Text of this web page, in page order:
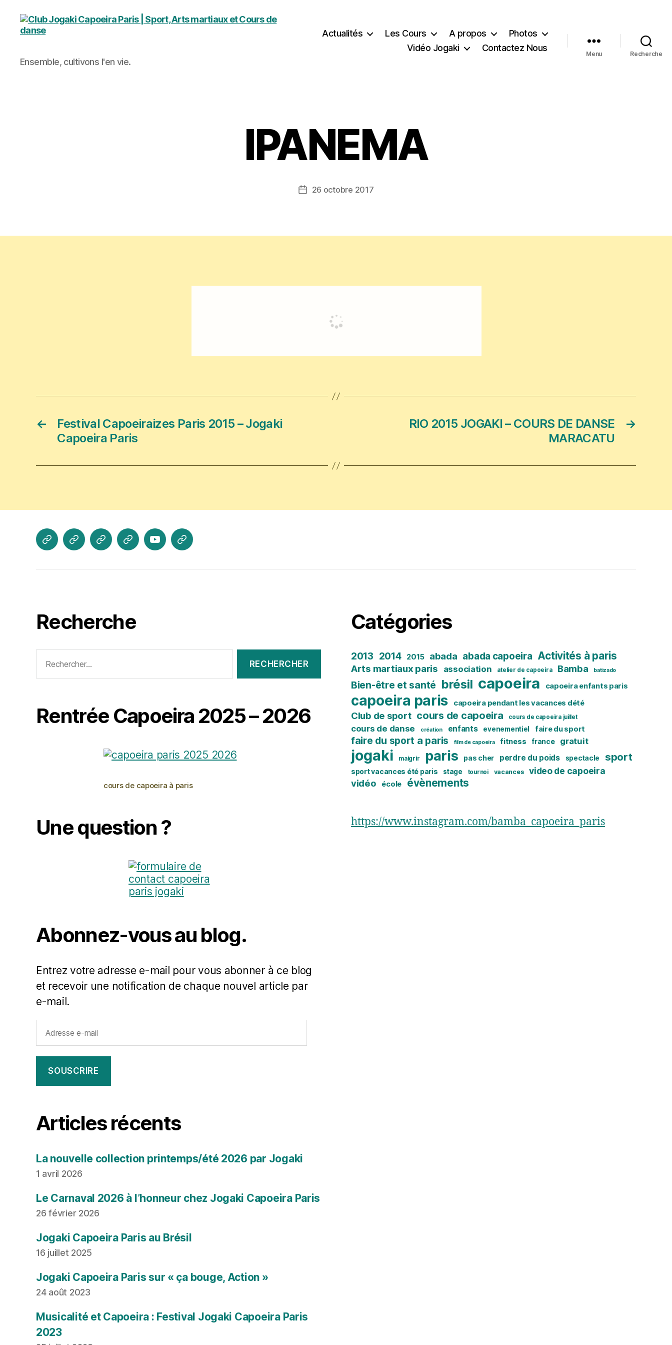
Club
Jogaki
Ensemble, cultivons l'en vie.
Actualités Les Cours A propos
Photos
Vidéo Jogaki
Contactez Nous
Menu Recherche
IPANEMA
Date26 octobre 2017
←
Festival Capoeiraizes Paris 2015 – Jogaki
Capoeira Paris
→
RIO 2015 JOGAKI – COURS DE DANSE
MARACATU
Actualités
Les
A
PhotosVidéo Contactez
Recherche
Rentrée Capoeira 2025 – 2026
cours de capoeira à paris
Une question ?
Abonnez-vous au blog.
Entrez votre adresse e-mail pour vous abonner à ce blog
et recevoir une notification de chaque nouvel article par
e-mail.
SOUSCRIRE
Articles récents
La nouvelle collection printemps/été 2026 par Jogaki
1 avril 2026
Le Carnaval 2026 à l’honneur chez Jogaki Capoeira Paris
26 février 2026
Jogaki Capoeira Paris au Brésil
16 juillet 2025
Jogaki Capoeira Paris sur « ça bouge, Action »
24 août 2023
Musicalité et Capoeira : Festival Jogaki Capoeira Paris
2023
Catégories
2013 2014 2015 abada abada capoeira Activités à paris
Arts martiaux paris association atelier de capoeira Bamba batizado
Bien-être et santé brésil capoeira capoeira enfants paris
capoeira paris capoeira pendant les vacances dété
Club de sport cours de capoeira cours de capoeira juillet
cours de danse création enfants evenementiel faire du sport
faire du sport a paris film de capoeira fitness france gratuit
jogaki maigrir paris pas cher perdre du poids spectacle sport
sport vacances été paris stage tournoi vacances video de capoeira
vidéo école évènements
https://www.instagram.com/bamba_capoeira_paris